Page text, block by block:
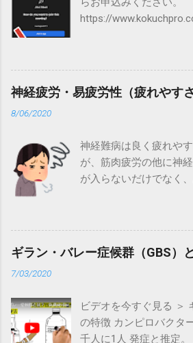
る自己免疫疾患である
医療機関の紹介などは
相談支援センター 、 さ
https://
要な情報が記載された
す。 キャンセル待ちを
す。 オンライン患者交
スマホ、タブレットで
す。 以下、 パソコンの
やタブレットの説明を
の確認 ブラウザは最新
当日は、メールに記載
クして参加してくださ
する必要はありません
許可するか確認された
い。 ４．名前の入力 「
神経疲労・易疲労性（疲れやす
8/06/2020
神経難病は良く疲れや
が、筋肉疲労の他に神
が入らないだけでなく
痛やめまい、目の痛み
きることがあります。
らうために、ご自身の
考にしてください。 神
（例：力が出ない、手
い） 覚醒し続けること
ギラン・バレー症候群（GBS）
7/03/2020
ビデオを今すぐ見る ＞
の特徴 カンピロバクタ
千人に1人 発症と推定。